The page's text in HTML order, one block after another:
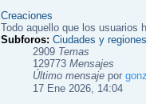
Creaciones
Todo aquello que los usuarios
Subforos:Ciudades y regiones
2909 Temas
129773Mensajes
Último mensaje por
17 Ene 2026, 14:04